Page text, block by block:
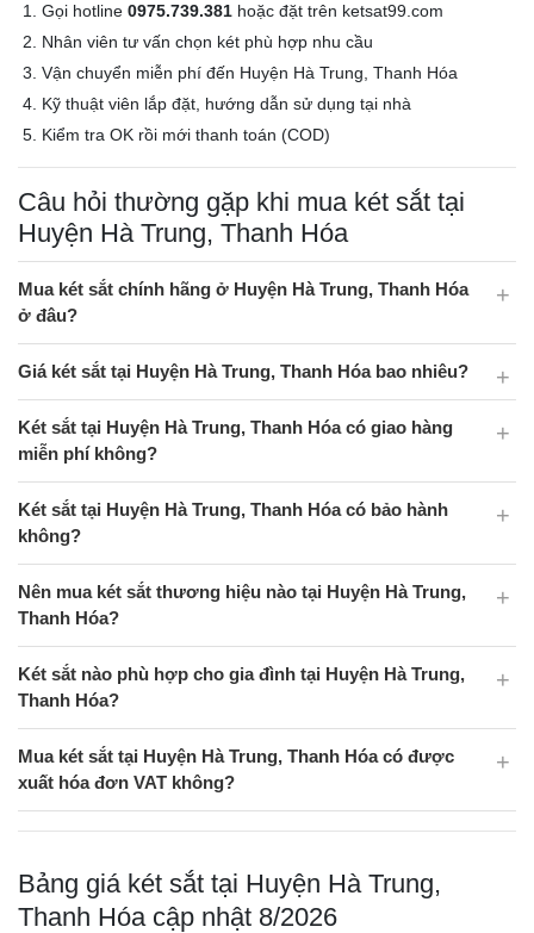
Gọi hotline 0975.739.381 hoặc đặt trên ketsat99.com
Nhân viên tư vấn chọn két phù hợp nhu cầu
Vận chuyển miễn phí đến Huyện Hà Trung, Thanh Hóa
Kỹ thuật viên lắp đặt, hướng dẫn sử dụng tại nhà
Kiểm tra OK rồi mới thanh toán (COD)
Câu hỏi thường gặp khi mua két sắt tại
Huyện Hà Trung, Thanh Hóa
Mua két sắt chính hãng ở Huyện Hà Trung, Thanh Hóa
ở đâu?
Giá két sắt tại Huyện Hà Trung, Thanh Hóa bao nhiêu?
Két sắt tại Huyện Hà Trung, Thanh Hóa có giao hàng
miễn phí không?
Két sắt tại Huyện Hà Trung, Thanh Hóa có bảo hành
không?
Nên mua két sắt thương hiệu nào tại Huyện Hà Trung,
Thanh Hóa?
Két sắt nào phù hợp cho gia đình tại Huyện Hà Trung,
Thanh Hóa?
Mua két sắt tại Huyện Hà Trung, Thanh Hóa có được
xuất hóa đơn VAT không?
Bảng giá két sắt tại Huyện Hà Trung,
Thanh Hóa cập nhật 8/2026